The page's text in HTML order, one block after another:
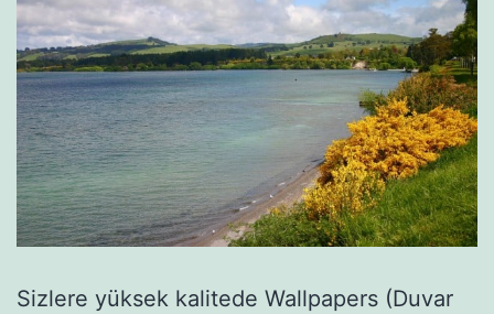
Sizlere yüksek kalitede Wallpapers (Duvar